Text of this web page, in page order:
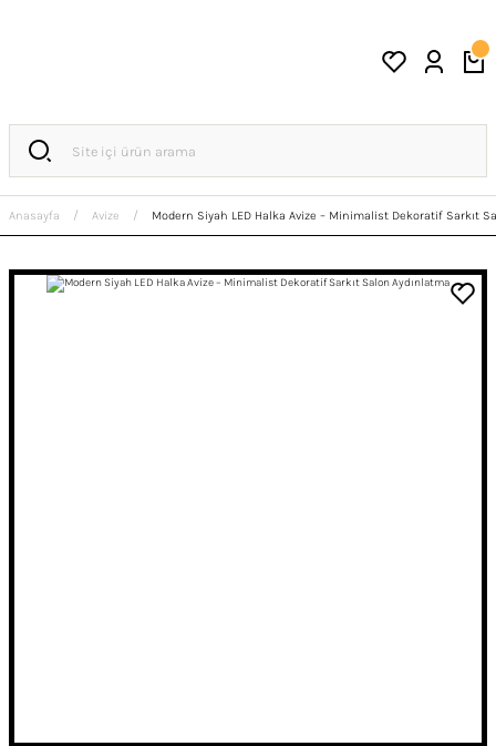
Anasayfa Avize Modern Siyah LED Halka Avize – Minimalist Dekoratif Sarkıt